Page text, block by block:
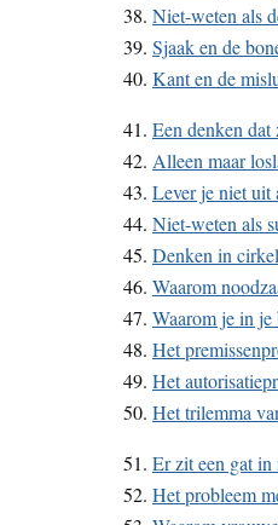
38. Niet-weten als
39. Sjaak en de
40. Kant en de
41. Een denken dat
42. Alleen maar
43. Lever je niet uit
44. Niet-weten als
45. Denken in
46. Waarom
47. Waarom je in je
48. Het
49. Het
50. Het trilemma
51. Er zit een gat
52. Het probleem